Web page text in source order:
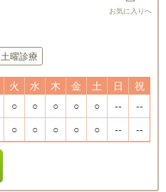
土曜診療
火 水 木 金 土 日
祝
○ ○ ○ ○ ○ -- --
○ ○ ○ ○ ○ -- --